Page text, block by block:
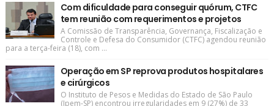
Com dificuldade para conseguir quórum, CTFC
tem reunião com requerimentos e projetos
A Comissão de Transparência, Governança, Fiscalização e
Controle e Defesa do Consumidor (CTFC) agendou reunião
para a terça-feira (18), com ...
Operação em SP reprova produtos hospitalares
e cirúrgicos
O Instituto de Pesos e Medidas do Estado de São Paulo
(Ipem-SP) encontrou irregularidades em 9 (27%) de 33